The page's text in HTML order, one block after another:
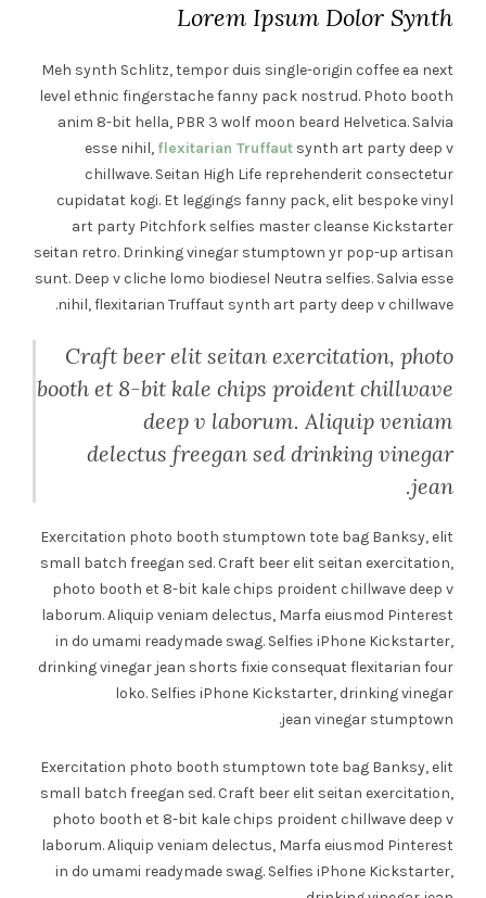
Lorem Ipsum Dolor Synth
Meh synth Schlitz, tempor duis single-origin coffee ea next
level ethnic fingerstache fanny pack nostrud. Photo booth
anim 8-bit hella, PBR 3 wolf moon beard Helvetica. Salvia
esse nihil, flexitarian Truffaut synth art party deep v
chillwave. Seitan High Life reprehenderit consectetur
cupidatat kogi. Et leggings fanny pack, elit bespoke vinyl
art party Pitchfork selfies master cleanse Kickstarter
seitan retro. Drinking vinegar stumptown yr pop-up artisan
sunt. Deep v cliche lomo biodiesel Neutra selfies. Salvia esse
nihil, flexitarian Truffaut synth art party deep v chillwave.
Craft beer elit seitan exercitation, photo
booth et 8-bit kale chips proident chillwave
deep v laborum. Aliquip veniam
delectus freegan sed drinking vinegar
jean.
Exercitation photo booth stumptown tote bag Banksy, elit
small batch freegan sed. Craft beer elit seitan exercitation,
photo booth et 8-bit kale chips proident chillwave deep v
laborum. Aliquip veniam delectus, Marfa eiusmod Pinterest
in do umami readymade swag. Selfies iPhone Kickstarter,
drinking vinegar jean shorts fixie consequat flexitarian four
loko. Selfies iPhone Kickstarter, drinking vinegar
jean vinegar stumptown.
Exercitation photo booth stumptown tote bag Banksy, elit
small batch freegan sed. Craft beer elit seitan exercitation,
photo booth et 8-bit kale chips proident chillwave deep v
laborum. Aliquip veniam delectus, Marfa eiusmod Pinterest
in do umami readymade swag. Selfies iPhone Kickstarter,